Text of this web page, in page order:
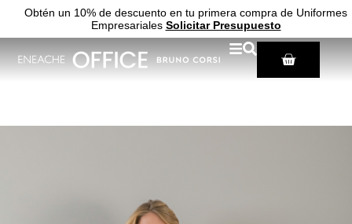
Obtén un 10% de descuento en tu primera compra de Uniformes
Empresariales Solicitar Presupuesto